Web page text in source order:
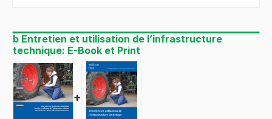
b Entretien et utilisation de l’infrastructure
technique: E-Book et Print
+